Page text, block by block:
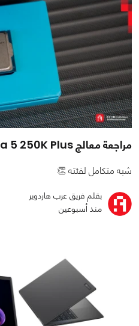
مراجعة معالج Intel Core Ultra 5 250K Plus
شبه متكامل لفئته 👏
بقلم فريق عرب هاردوير
منذ أسبوعين